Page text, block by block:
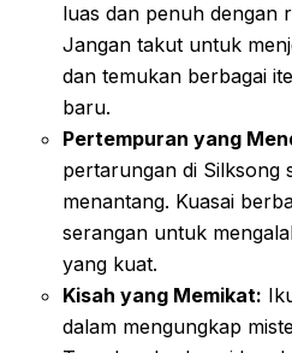
luas dan penuh dengan
Jangan takut untuk
dan temukan berbagai
baru.
Pertempuran yang
pertarungan di Silksong
menantang. Kuasai
serangan untuk
yang kuat.
Kisah yang Memikat:
dalam mengungkap